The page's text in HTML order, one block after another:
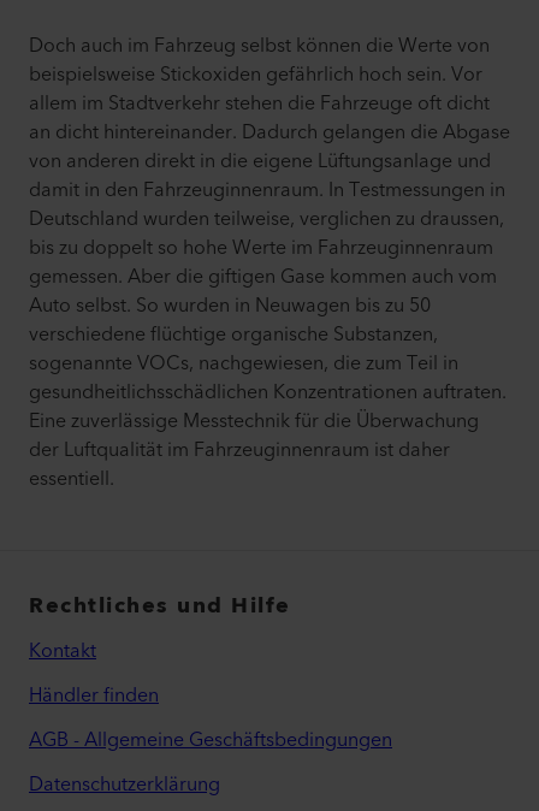
Doch auch im Fahrzeug selbst können die Werte von
beispielsweise Stickoxiden gefährlich hoch sein. Vor
allem im Stadtverkehr stehen die Fahrzeuge oft dicht
an dicht hintereinander. Dadurch gelangen die Abgase
von anderen direkt in die eigene Lüftungsanlage und
damit in den Fahrzeuginnenraum. In Testmessungen in
Deutschland wurden teilweise, verglichen zu draussen,
bis zu doppelt so hohe Werte im Fahrzeuginnenraum
gemessen. Aber die giftigen Gase kommen auch vom
Auto selbst. So wurden in Neuwagen bis zu 50
verschiedene flüchtige organische Substanzen,
sogenannte VOCs, nachgewiesen, die zum Teil in
gesundheitlichsschädlichen Konzentrationen auftraten.
Eine zuverlässige Messtechnik für die Überwachung
der Luftqualität im Fahrzeuginnenraum ist daher
essentiell.
Rechtliches und Hilfe
Kontakt
Händler finden
AGB - Allgemeine Geschäftsbedingungen
Datenschutzerklärung